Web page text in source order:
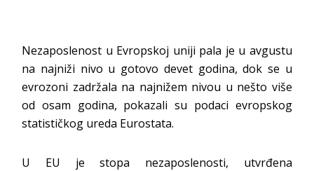
Nezaposlenost u Evropskoj uniji pala je u avgustu
na najniži nivo u gotovo devet godina, dok se u
evrozoni zadržala na najnižem nivou u nešto više
od osam godina, pokazali su podaci evropskog
statističkog ureda Eurostata.
U EU je stopa nezaposlenosti, utvrđena